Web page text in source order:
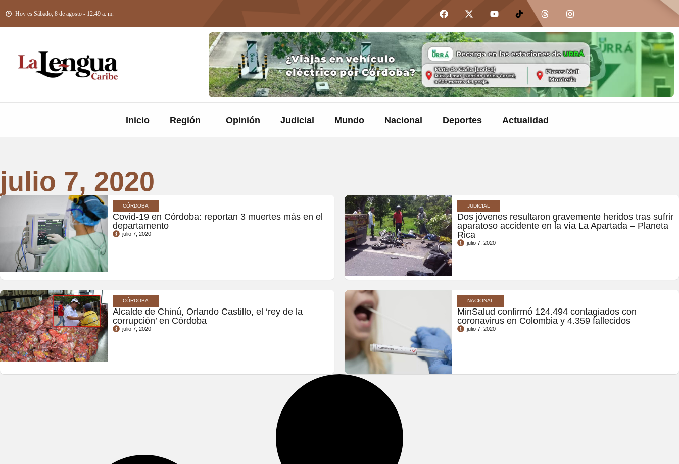
Hoy es Sábado, 8 de agosto - 12:49 a. m.
Inicio Región Opinión Judicial Mundo Nacional Deportes Actualidad
julio 7, 2020
CÓRDOBA
Covid-19 en Córdoba: reportan 3 muertes más en el
departamento
julio 7, 2020
JUDICIAL
Dos jóvenes resultaron gravemente heridos tras sufrir
aparatoso accidente en la vía La Apartada – Planeta
Rica
julio 7, 2020
CÓRDOBA
Alcalde de Chinú, Orlando Castillo, el ‘rey de la
corrupción’ en Córdoba
julio 7, 2020
NACIONAL
MinSalud confirmó 124.494 contagiados con
coronavirus en Colombia y 4.359 fallecidos
julio 7, 2020